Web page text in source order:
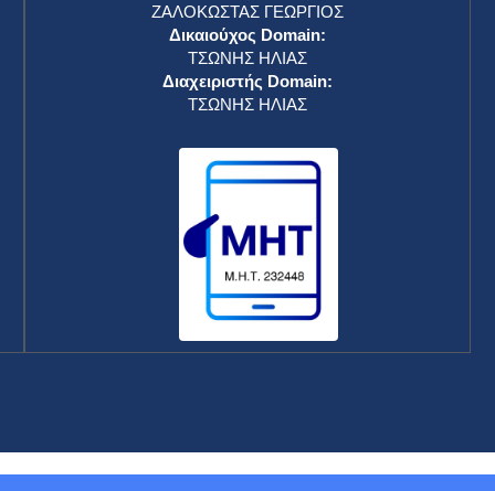
ΖΑΛΟΚΩΣΤΑΣ ΓΕΩΡΓΙΟΣ
Δικαιούχος Domain:
ΤΣΩΝΗΣ ΗΛΙΑΣ
Διαχειριστής Domain:
ΤΣΩΝΗΣ ΗΛΙΑΣ